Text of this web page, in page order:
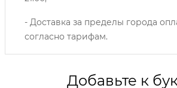
- Доставка за пределы города
согласно тарифам.
Добавьте к